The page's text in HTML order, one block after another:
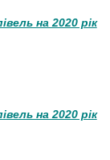
на 2020 рік
на 2020 рік